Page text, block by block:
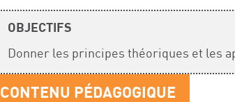
OBJECTIFS
Donner les principes théoriques et les
CONTENU PÉDAGOGIQUE